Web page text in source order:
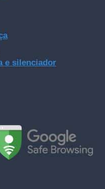
e silenciador